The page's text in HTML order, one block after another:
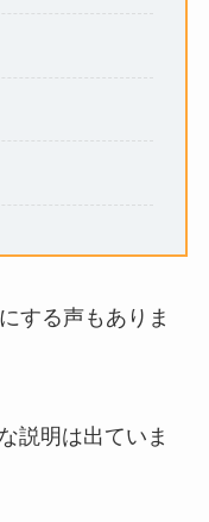
する声もありま
説明は出ていま